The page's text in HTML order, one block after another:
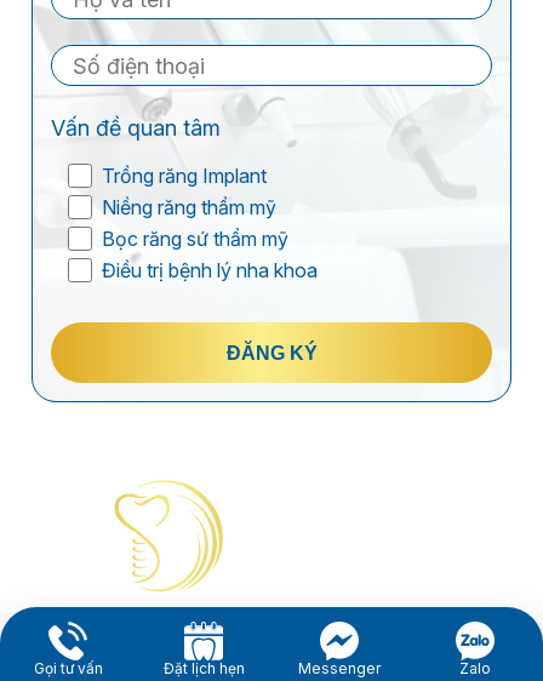
Gọi tư vấn Đặt lịch hẹn Messenger Zalo
Vấn đề quan tâm
Trồng răng Implant
Niềng răng thẩm mỹ
Bọc răng sứ thẩm mỹ
Điều trị bệnh lý nha khoa
ĐĂNG KÝ